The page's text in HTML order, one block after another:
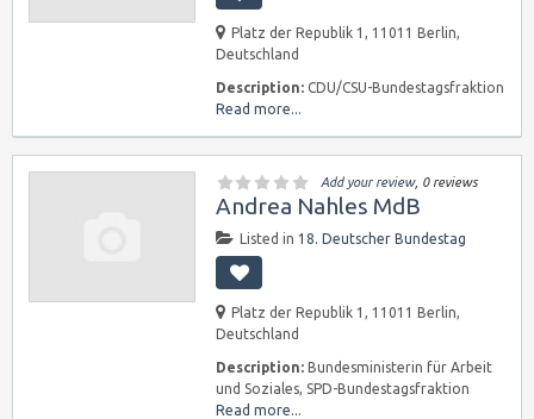
Platz der Republik 1, 11011 Berlin,
Deutschland
Description: CDU/CSU-Bundestagsfraktion
Read more...
Add your review, 0 reviews
Andrea Nahles MdB
Listed in 18. Deutscher Bundestag
Platz der Republik 1, 11011 Berlin,
Deutschland
Description: Bundesministerin für Arbeit
und Soziales, SPD-Bundestagsfraktion
Read more...